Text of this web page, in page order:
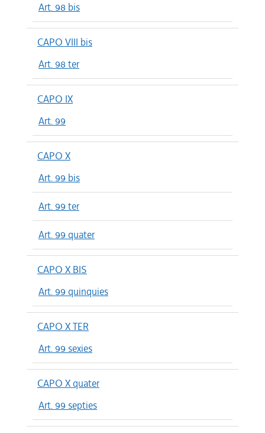
Art. 98 bis
CAPO VIII bis
Art. 98 ter
CAPO IX
Art. 99
CAPO X
Art. 99 bis
Art. 99 ter
Art. 99 quater
CAPO X BIS
Art. 99 quinquies
CAPO X TER
Art. 99 sexies
CAPO X quater
Art. 99 septies